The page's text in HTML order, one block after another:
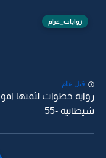
روايات_غرام
قبل عام
رواية خطوات لثمتها
شيطانية -55